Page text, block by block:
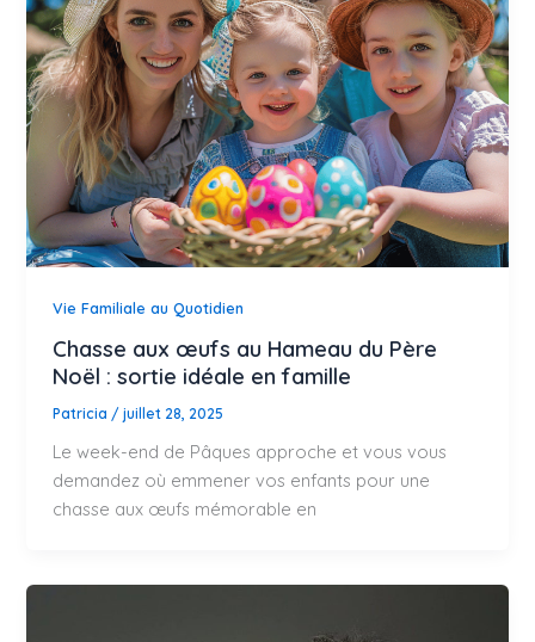
Vie Familiale au Quotidien
Chasse aux œufs au Hameau du Père
Noël : sortie idéale en famille
Patricia /juillet 28, 2025
Le week-end de Pâques approche et vous vous
demandez où emmener vos enfants pour une
chasse aux œufs mémorable en